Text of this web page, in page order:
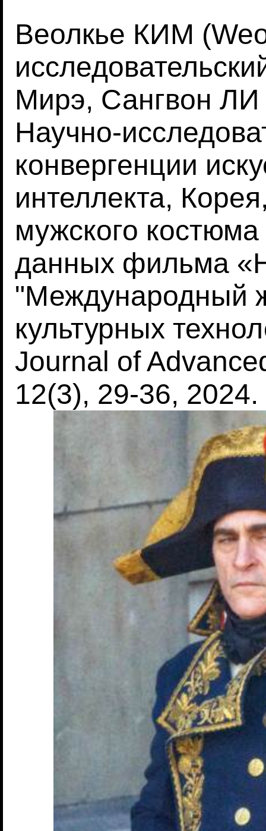
Веолкье КИМ
Мирэ, Сангвон ЛИ
Научно-
конвергенции
интеллекта,
мужского
данных фильма
"Международный
культурных
Journal of
12(3), 29-36, 2024.